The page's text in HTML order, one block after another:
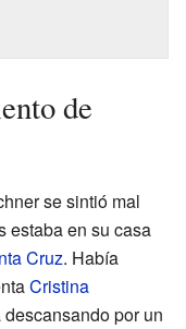
de
se sintió mal
estaba en su casa
Cruz. Había
Cristina
por un